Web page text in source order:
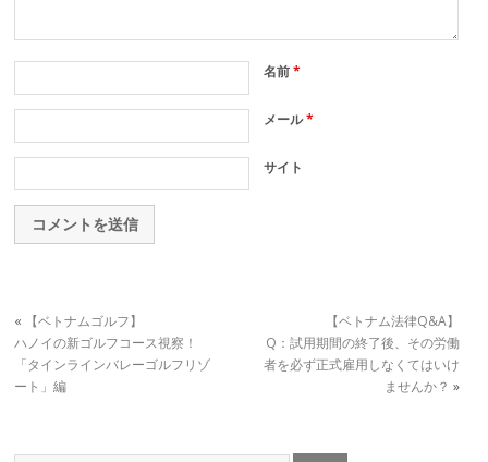
名前*
メール*
サイト
«
【ベトナムゴルフ】
ハノイの新ゴルフコース視察！
「タインラインバレーゴルフリゾ
ート」編
【ベトナム法律Q&A】
Q：試用期間の終了後、その労働
者を必ず正式雇用しなくてはいけ
ませんか？ »